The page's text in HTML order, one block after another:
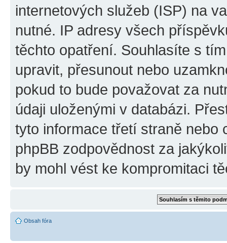
internetových služeb (ISP) na
nutné. IP adresy všech
těchto opatření. Souhlasíte s
upravit, přesunout nebo
pokud to bude považovat za
údaji uloženými v databázi.
tyto informace třetí straně nebo
phpBB zodpovědnost za
by mohl vést ke kompromitaci
Obsah fóra